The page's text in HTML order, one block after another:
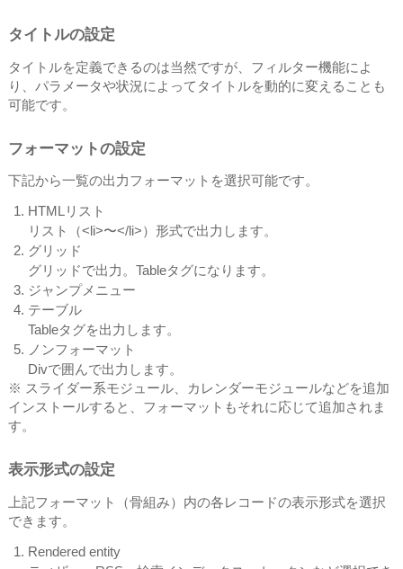
タイトルの設定
タイトルを定義できるのは当然ですが、フィルター機能によ
り、パラメータや状況によってタイトルを動的に変えることも
可能です。
フォーマットの設定
下記から一覧の出力フォーマットを選択可能です。
HTMLリスト
リスト（<li>〜</li>）形式で出力します。
グリッド
グリッドで出力。Tableタグになります。
ジャンプメニュー
テーブル
Tableタグを出力します。
ノンフォーマット
Divで囲んで出力します。
※ スライダー系モジュール、カレンダーモジュールなどを追加
インストールすると、フォーマットもそれに応じて追加されま
す。
表示形式の設定
上記フォーマット（骨組み）内の各レコードの表示形式を選択
できます。
Rendered entity